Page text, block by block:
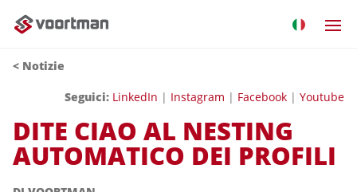
< Notizie
Seguici: LinkedIn | Instagram | Facebook | Youtube
DITE CIAO AL NESTING
AUTOMATICO DEI PROFILI